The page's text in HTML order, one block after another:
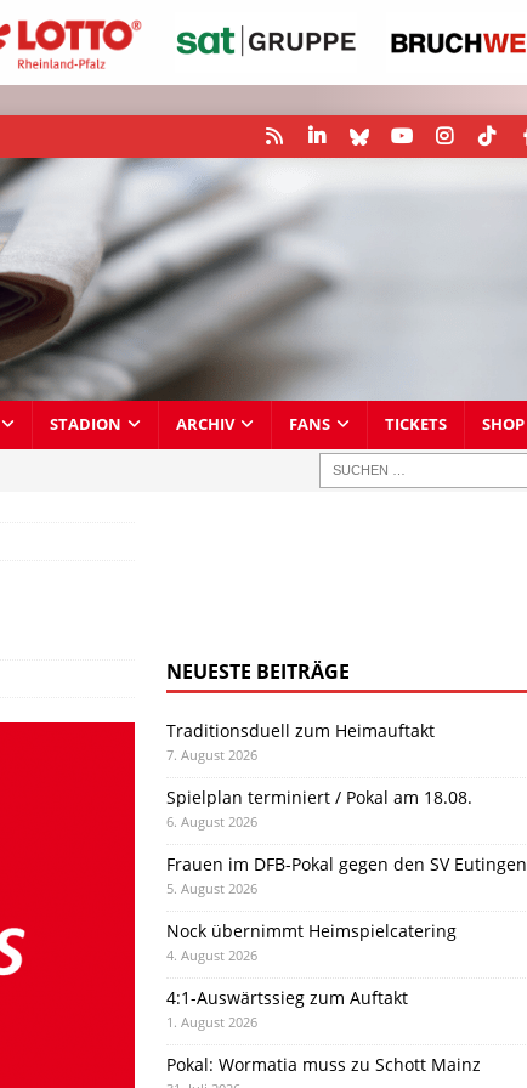
STADION ARCHIV FANS TICKETS SHOP
NEUESTE BEITRÄGE
Traditionsduell zum Heimauftakt
7. August 2026
Spielplan terminiert / Pokal am 18.08.
6. August 2026
Frauen im DFB-Pokal gegen den SV Eutingen
5. August 2026
Nock übernimmt Heimspielcatering
4. August 2026
4:1-Auswärtssieg zum Auftakt
1. August 2026
Pokal: Wormatia muss zu Schott Mainz